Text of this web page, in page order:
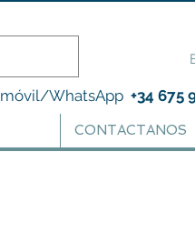
móvil/WhatsApp +34 675
CONTACTANOS